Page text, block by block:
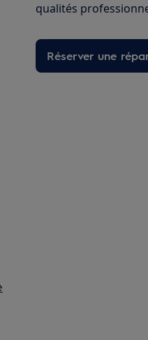
qualités
Réserver une